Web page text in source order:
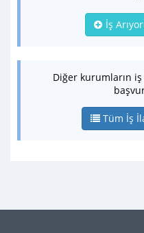
İş
Diğer kurumların
Tüm İş